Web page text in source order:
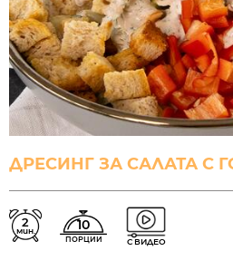
ДРЕСИНГ ЗА САЛАТА С
2
мин. 10
ПОРЦИИ С ВИДЕО